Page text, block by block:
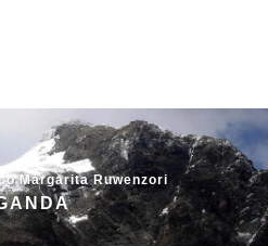
Margarita Ruwenzori